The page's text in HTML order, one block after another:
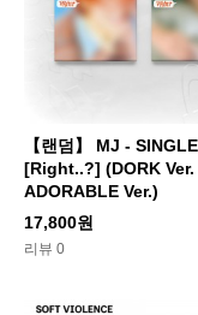
【랜덤】 MJ -
[Right..?] (DORK Ver.
ADORABLE Ver.)
17,800원
리뷰 0